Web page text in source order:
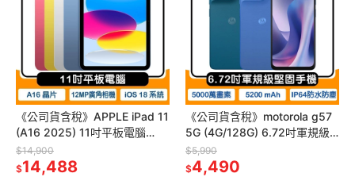
《公司貨含稅》APPLE iPad 11
(A16 2025) 11吋平板電腦
【WiFi 128G】
$14,900
$14,488
《公司貨含稅》motorola g57
5G (4G/128G) 6.72吋軍規級
堅固手機
$5,990
$4,490